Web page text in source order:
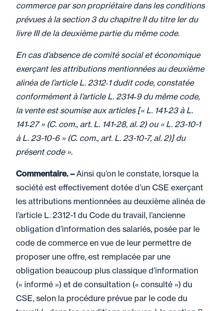
commerce par son propriétaire dans les conditions
prévues à la section 3 du chapitre II du titre Ier du
livre III de la deuxième partie du même code.
En cas d’absence de comité social et économique
exerçant les attributions mentionnées au deuxième
alinéa de l’article L. 2312‑1 dudit code, constatée
conformément à l’article L. 2314‑9 du même code,
la vente est soumise aux articles [« L. 141‑23 à L.
141‑27 » (C. com., art. L. 141-28, al. 2) ou « L. 23-10-1
à L. 23-10-6 » (C. com., art. L. 23-10-7, al. 2)] du
présent code ».
Commentaire. –Ainsi qu’on le constate, lorsque la
société est effectivement dotée d’un CSE exerçant
les attributions mentionnées au deuxième alinéa de
l’article L. 2312-1 du Code du travail, l’ancienne
obligation d’information des salariés, posée par le
code de commerce en vue de leur permettre de
proposer une offre, est remplacée par une
obligation beaucoup plus classique d’information
(« informé ») et de consultation (« consulté ») du
CSE, selon la procédure prévue par le code du